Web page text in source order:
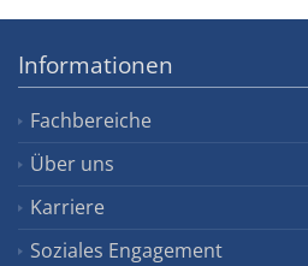
Informationen
Fachbereiche
Über uns
Karriere
Soziales Engagement